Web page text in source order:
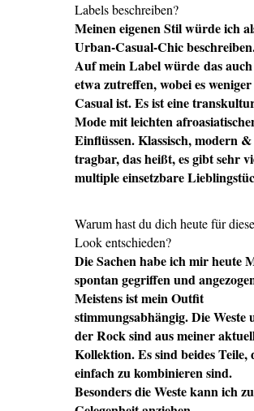
Labels beschreiben?
Meinen eigenen Stil würde ich
Urban-Casual-Chic
Auf mein Label würde das
etwa zutreffen, wobei es weniger
Casual ist.Es ist eine
Mode mit leichten
Einflüssen. Klassisch, modern
tragbar, das heißt, es gibt sehr
multiple einsetzbare
Warum hast du dich heute für
Look entschieden?
Die Sachen habe ich mir heute
spontan gegriffen und
Meistens ist mein Outfit
stimmungsabhängig. Die Weste
der Rock sind aus meiner
Kollektion. Es sind beides Teile,
einfach zu kombinieren sind.
Besonders die Weste kann ich